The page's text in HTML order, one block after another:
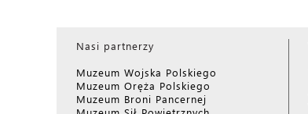
Nasi partnerzy
Muzeum Wojska Polskiego
Muzeum Oręża Polskiego
Muzeum Broni Pancernej